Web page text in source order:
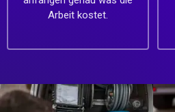
Arbeit kostet.